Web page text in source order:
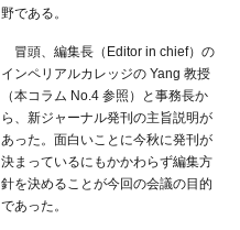
野である。
冒頭、編集長（Editor in chief）の
インペリアルカレッジの Yang 教授
（本コラム No.4 参照）と事務長か
ら、新ジャーナル発刊の主旨説明が
あった。面白いことに今秋に発刊が
決まっているにもかかわらず編集方
針を決めることが今回の会議の目的
であった。